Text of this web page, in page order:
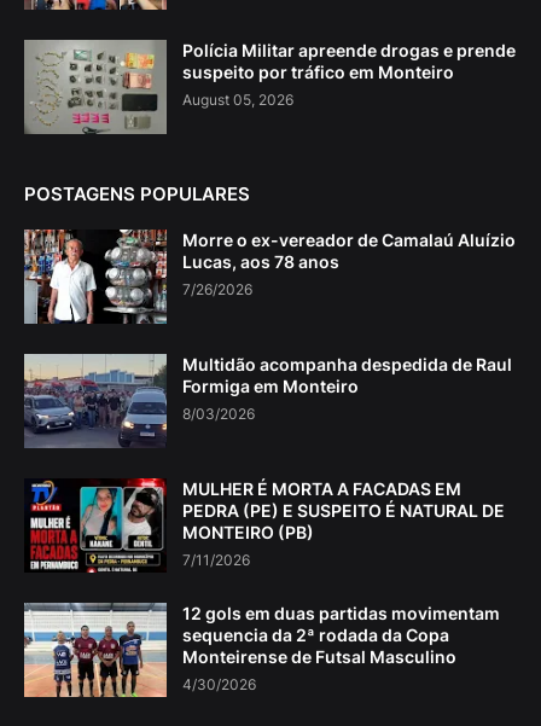
Polícia Militar apreende drogas e prende
suspeito por tráfico em Monteiro
August 05, 2026
POSTAGENS POPULARES
Morre o ex-vereador de Camalaú Aluízio
Lucas, aos 78 anos
7/26/2026
Multidão acompanha despedida de Raul
Formiga em Monteiro
8/03/2026
MULHER É MORTA A FACADAS EM
PEDRA (PE) E SUSPEITO É NATURAL DE
MONTEIRO (PB)
7/11/2026
12 gols em duas partidas movimentam
sequencia da 2ª rodada da Copa
Monteirense de Futsal Masculino
4/30/2026